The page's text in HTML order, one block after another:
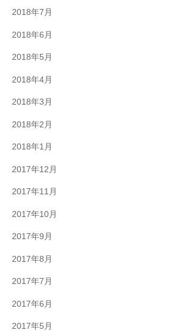
2018年7月
2018年6月
2018年5月
2018年4月
2018年3月
2018年2月
2018年1月
2017年12月
2017年11月
2017年10月
2017年9月
2017年8月
2017年7月
2017年6月
2017年5月